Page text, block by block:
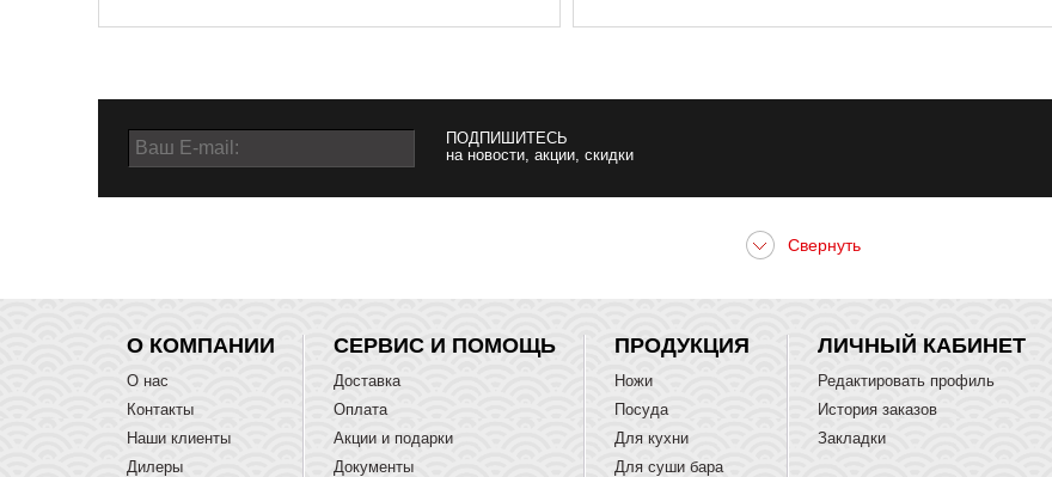
ПОДПИШИТЕСЬ
на новости, акции, скидки
О КОМПАНИИ
О нас
Контакты
Наши клиенты
Дилеры
СЕРВИС И ПОМОЩЬ
Доставка
Оплата
Акции и подарки
Документы
ПРОДУКЦИЯ
Ножи
Посуда
Для кухни
Для суши бара
ЛИЧНЫЙ КАБИНЕТ
Редактировать профиль
История заказов
Закладки